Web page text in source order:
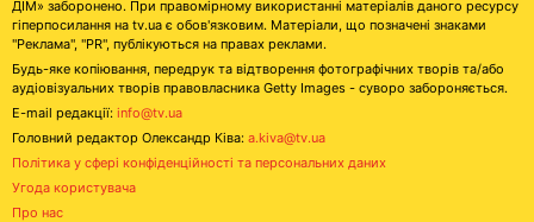
ДІМ» заборонено. При правомірному використанні матеріалів даного ресурсу
гіперпосилання на tv.ua є обов'язковим. Матеріали, що позначені знаками
"Реклама", "PR", публікуються на правах реклами.
Будь-яке копіювання, передрук та відтворення фотографічних творів та/або
аудіовізуальних творів правовласника Getty Images - суворо забороняється.
E-mail редакції: info@tv.ua
Головний редактор Олександр Ківа: a.kiva@tv.ua
Політика у сфері конфіденційності та персональних даних
Угода користувача
Про нас